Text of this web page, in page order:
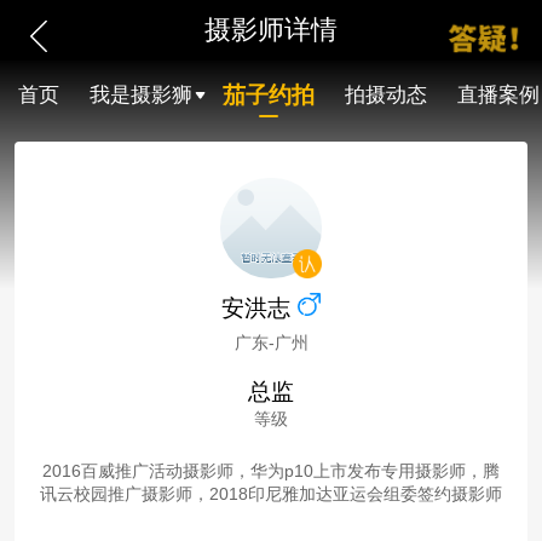
摄影师详情
首页 我是摄影狮 茄子约拍 拍摄动态 直播案例
安洪志
广东-广州
总监
等级
2016百威推广活动摄影师，华为p10上市发布专用摄影师，腾
讯云校园推广摄影师，2018印尼雅加达亚运会组委签约摄影师